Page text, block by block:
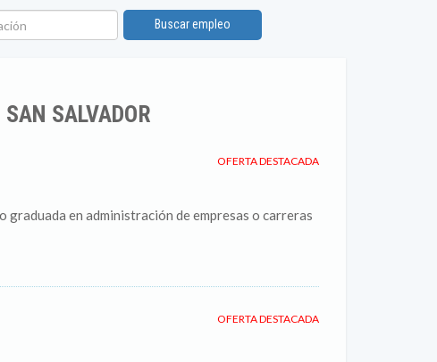
Buscar empleo
SALVADOR
OFERTA DESTACADA
graduada en administración de empresas o carreras
OFERTA DESTACADA